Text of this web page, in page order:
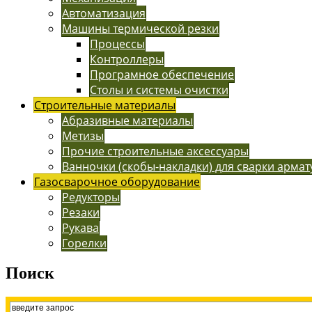
Автоматизация
Машины термической резки
Процессы
Контроллеры
Програмное обеспечение
Столы и системы очистки
Строительные материалы
Абразивные материалы
Метизы
Прочие строительные аксессуары
Ванночки (скобы-накладки) для сварки
Газосварочное оборудование
Редукторы
Резаки
Рукава
Горелки
Поиск